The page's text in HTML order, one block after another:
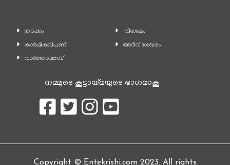
തുടക്കം
കാ‍ർഷികവിപണി
വാര്‍ത്താവരമ്പ്
വിശേഷം
അറിവ് ശേഖരം
നമ്മുടെ കൂട്ടായ്മയുടെ ഭാഗമാകൂ
Copyright © Entekrishi.com 2023. All rights